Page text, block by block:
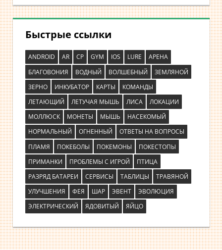
Быстрые ссылки
ANDROID AR CP GYM IOS LURE
АРЕНА
БЛАГОВОНИЯ
ВОДНЫЙ ВОЛШЕБНЫЙ
ЗЕМЛЯНОЙ
ЗЕРНО
ИНКУБАТОР КАРТЫ
КОМАНДЫ
ЛЕТАЮЩИЙ
ЛЕТУЧАЯ МЫШЬ ЛИСА
ЛОКАЦИИ
МОЛЛЮСК
МОНЕТЫ МЫШЬ
НАСЕКОМЫЙ
НОРМАЛЬНЫЙ
ОГНЕННЫЙ
ОТВЕТЫ НА ВОПРОСЫ
ПЛАМЯ
ПОКЕБОЛЫ ПОКЕМОНЫ
ПОКЕСТОПЫ
ПРИМАНКИ
ПРОБЛЕМЫ С ИГРОЙ
ПТИЦА
РАЗРЯД БАТАРЕИ
СЕРВИСЫ ТАБЛИЦЫ
ТРАВЯНОЙ
УЛУЧШЕНИЯ
ФЕЯ ШАР ЭВЕНТ
ЭВОЛЮЦИЯ
ЭЛЕКТРИЧЕСКИЙ
ЯДОВИТЫЙ ЯЙЦО